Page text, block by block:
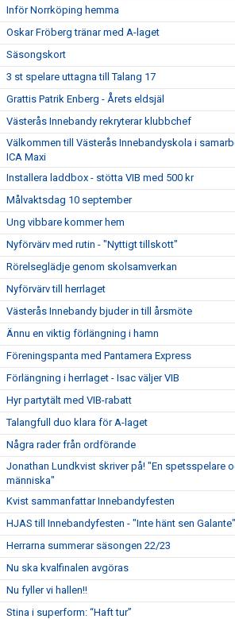
Inför Norrköping hemma
Oskar Fröberg tränar med A-laget
Säsongskort
3 st spelare uttagna till Talang 17
Grattis Patrik Enberg - Årets eldsjäl
Västerås Innebandy rekryterar klubbchef
Välkommen till Västerås Innebandyskola i
ICA Maxi
Installera laddbox - stötta VIB med 500 kr
Målvaktsdag 10 september
Ung vibbare kommer hem
Nyförvärv med rutin - "Nyttigt tillskott"
Rörelseglädje genom skolsamverkan
Nyförvärv till herrlaget
Västerås Innebandy bjuder in till årsmöte
Ännu en viktig förlängning i hamn
Föreningspanta med Pantamera Express
Förlängning i herrlaget - Isac väljer VIB
Hyr partytält med VIB-rabatt
Talangfull duo klara för A-laget
Några rader från ordförande
Jonathan Lundkvist skriver på! "En spetsspelare
människa"
Kvist sammanfattar Innebandyfesten
HJAS till Innebandyfesten - "Inte hänt sen Galante"
Herrarna summerar säsongen 22/23
Nu ska kvalfinalen avgöras
Nu fyller vi hallen!!
Stina i superform: “Haft tur”